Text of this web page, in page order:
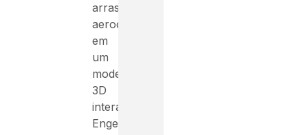
arrasto
aerodinâmico
em
um
modelo
3D
interativo.
Engenheiros